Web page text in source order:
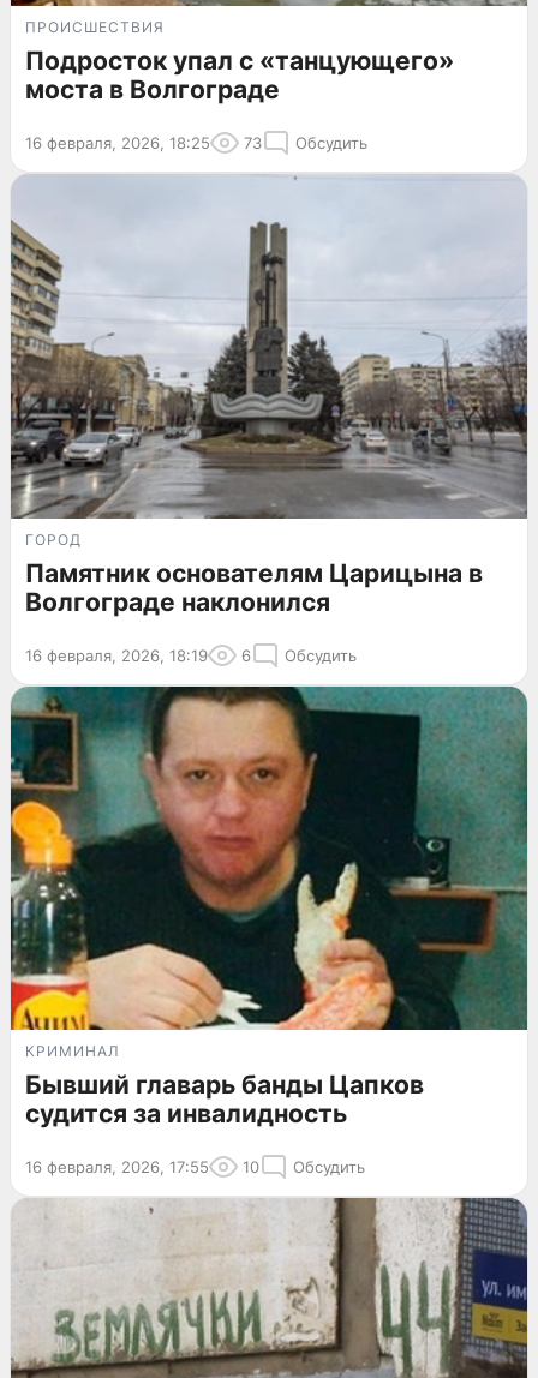
ПРОИСШЕСТВИЯ
Подросток упал с «танцующего»
моста в Волгограде
16 февраля, 2026, 18:25 73 Обсудить
ГОРОД
Памятник основателям Царицына в
Волгограде наклонился
16 февраля, 2026, 18:19 6 Обсудить
КРИМИНАЛ
Бывший главарь банды Цапков
судится за инвалидность
16 февраля, 2026, 17:55 10 Обсудить